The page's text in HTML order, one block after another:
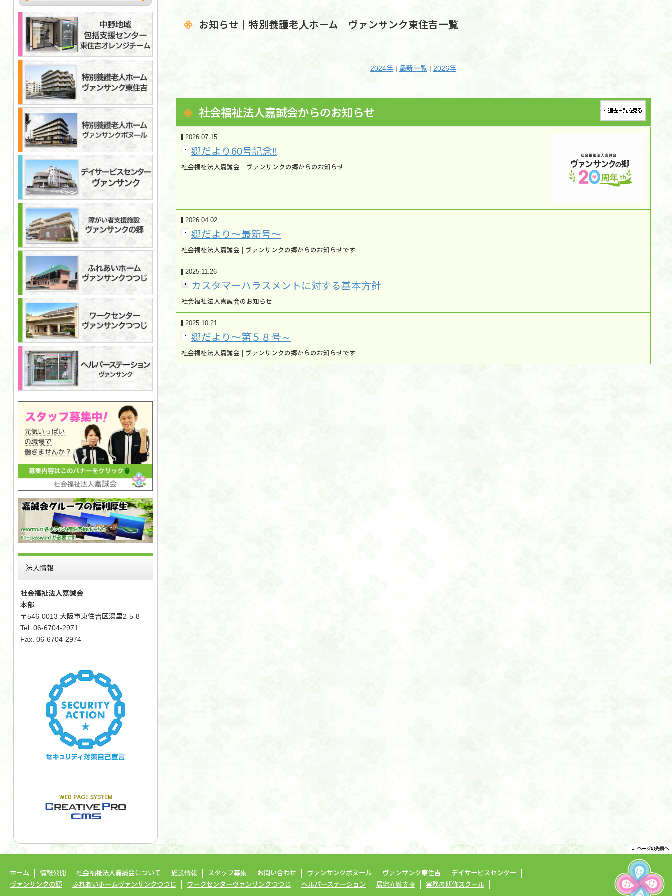
お知らせ｜特別養護老人ホーム ヴァンサンク東住吉一覧
2024年| 最新一覧| 2026年
社会福祉法人嘉誠会からのお知らせ
2026.07.15
郷だより60号記念‼
社会福祉法人嘉誠会｜ヴァンサンクの郷からのお知らせ
2026.04.02
郷だより～最新号～
社会福祉法人嘉誠会 | ヴァンサンクの郷からのお知らせです
2025.11.26
カスタマーハラスメントに対する基本方針
社会福祉法人嘉誠会のお知らせ
2025.10.21
郷だより～第５８号～
社会福祉法人嘉誠会 | ヴァンサンクの郷からのお知らせです
法人情報
社会福祉法人嘉誠会
本部
〒546-0013 大阪市東住吉区湯里2-5-8
Tel. 06-6704-2971
Fax. 06-6704-2974
ホーム 情報公開 社会福祉法人嘉誠会について 施設情報 スタッフ募集 お問い合わせ ヴァンサンクボヌール ヴァンサンク東住吉
デイサービスセンター
ヴァンサンクの郷
ふれあいホームヴァンサンクつつじ ワークセンターヴァンサンクつつじ ヘルパーステーション 居宅介護支援 実務者研修スクール